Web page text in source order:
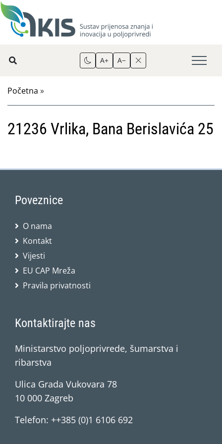
A+ A−
Početna »
21236 Vrlika, Bana Berislavića 25
Poveznice
O nama
Kontakt
Vijesti
EU CAP Mreža
Pravila privatnosti
Kontaktirajte nas
Ministarstvo poljoprivrede, šumarstva i
ribarstva
Ulica Grada Vukovara 78
10 000 Zagreb
Telefon: ++385 (0)1 6106 692